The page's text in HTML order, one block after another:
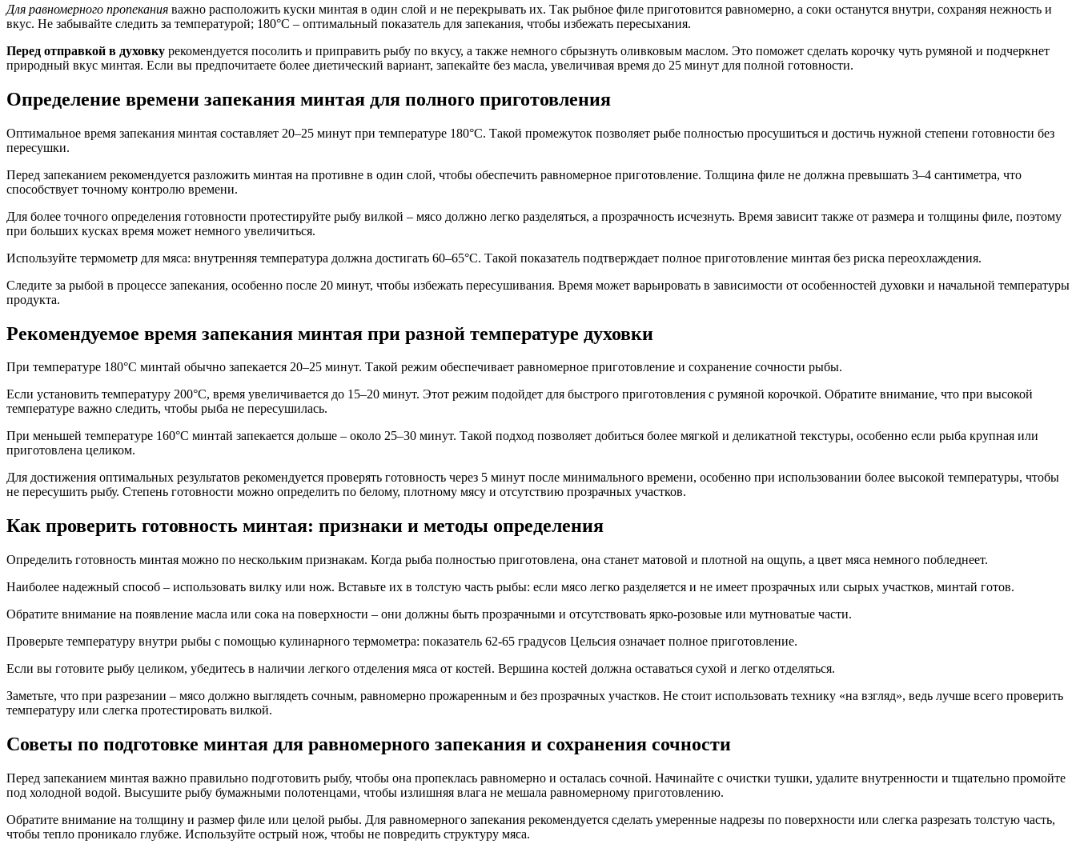
Для равномерного пропекания важно расположить куски минтая в один слой и не перекрывать их. Так рыбное филе приготовится равномерно, а соки останутся внутри, сохраняя нежность и
вкус. Не забывайте следить за температурой; 180°C – оптимальный показатель для запекания, чтобы избежать пересыхания.
Перед отправкой в духовку рекомендуется посолить и приправить рыбу по вкусу, а также немного сбрызнуть оливковым маслом. Это поможет сделать корочку чуть румяной и подчеркнет
природный вкус минтая. Если вы предпочитаете более диетический вариант, запекайте без масла, увеличивая время до 25 минут для полной готовности.
Определение времени запекания минтая для полного приготовления
Оптимальное время запекания минтая составляет 20–25 минут при температуре 180°C. Такой промежуток позволяет рыбе полностью просушиться и достичь нужной степени готовности без
пересушки.
Перед запеканием рекомендуется разложить минтая на противне в один слой, чтобы обеспечить равномерное приготовление. Толщина филе не должна превышать 3–4 сантиметра, что
способствует точному контролю времени.
Для более точного определения готовности протестируйте рыбу вилкой – мясо должно легко разделяться, а прозрачность исчезнуть. Время зависит также от размера и толщины филе, поэтому
при больших кусках время может немного увеличиться.
Используйте термометр для мяса: внутренняя температура должна достигать 60–65°C. Такой показатель подтверждает полное приготовление минтая без риска переохлаждения.
Следите за рыбой в процессе запекания, особенно после 20 минут, чтобы избежать пересушивания. Время может варьировать в зависимости от особенностей духовки и начальной температуры
продукта.
Рекомендуемое время запекания минтая при разной температуре духовки
При температуре 180°C минтай обычно запекается 20–25 минут. Такой режим обеспечивает равномерное приготовление и сохранение сочности рыбы.
Если установить температуру 200°C, время увеличивается до 15–20 минут. Этот режим подойдет для быстрого приготовления с румяной корочкой. Обратите внимание, что при высокой
температуре важно следить, чтобы рыба не пересушилась.
При меньшей температуре 160°C минтай запекается дольше – около 25–30 минут. Такой подход позволяет добиться более мягкой и деликатной текстуры, особенно если рыба крупная или
приготовлена целиком.
Для достижения оптимальных результатов рекомендуется проверять готовность через 5 минут после минимального времени, особенно при использовании более высокой температуры, чтобы
не пересушить рыбу. Степень готовности можно определить по белому, плотному мясу и отсутствию прозрачных участков.
Как проверить готовность минтая: признаки и методы определения
Определить готовность минтая можно по нескольким признакам. Когда рыба полностью приготовлена, она станет матовой и плотной на ощупь, а цвет мяса немного побледнеет.
Наиболее надежный способ – использовать вилку или нож. Вставьте их в толстую часть рыбы: если мясо легко разделяется и не имеет прозрачных или сырых участков, минтай готов.
Обратите внимание на появление масла или сока на поверхности – они должны быть прозрачными и отсутствовать ярко-розовые или мутноватые части.
Проверьте температуру внутри рыбы с помощью кулинарного термометра: показатель 62-65 градусов Цельсия означает полное приготовление.
Если вы готовите рыбу целиком, убедитесь в наличии легкого отделения мяса от костей. Вершина костей должна оставаться сухой и легко отделяться.
Заметьте, что при разрезании – мясо должно выглядеть сочным, равномерно прожаренным и без прозрачных участков. Не стоит использовать технику «на взгляд», ведь лучше всего проверить
температуру или слегка протестировать вилкой.
Советы по подготовке минтая для равномерного запекания и сохранения сочности
Перед запеканием минтая важно правильно подготовить рыбу, чтобы она пропеклась равномерно и осталась сочной. Начинайте с очистки тушки, удалите внутренности и тщательно промойте
под холодной водой. Высушите рыбу бумажными полотенцами, чтобы излишняя влага не мешала равномерному приготовлению.
Обратите внимание на толщину и размер филе или целой рыбы. Для равномерного запекания рекомендуется сделать умеренные надрезы по поверхности или слегка разрезать толстую часть,
чтобы тепло проникало глубже. Используйте острый нож, чтобы не повредить структуру мяса.